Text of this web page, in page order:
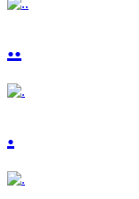
..
.